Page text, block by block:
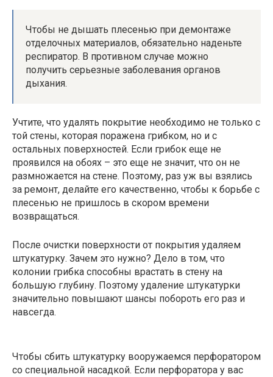
Чтобы не дышать плесенью при демонтаже
отделочных материалов, обязательно наденьте
респиратор. В противном случае можно
получить серьезные заболевания органов
дыхания.
Учтите, что удалять покрытие необходимо не только с
той стены, которая поражена грибком, но и с
остальных поверхностей. Если грибок еще не
проявился на обоях – это еще не значит, что он не
размножается на стене. Поэтому, раз уж вы взялись
за ремонт, делайте его качественно, чтобы к борьбе с
плесенью не пришлось в скором времени
возвращаться.
После очистки поверхности от покрытия удаляем
штукатурку. Зачем это нужно? Дело в том, что
колонии грибка способны врастать в стену на
большую глубину. Поэтому удаление штукатурки
значительно повышают шансы побороть его раз и
навсегда.
Чтобы сбить штукатурку вооружаемся перфоратором
со специальной насадкой. Если перфоратора у вас